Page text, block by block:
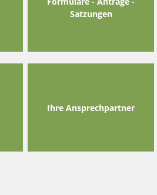
Satzungen
Ihre Ansprechpartner